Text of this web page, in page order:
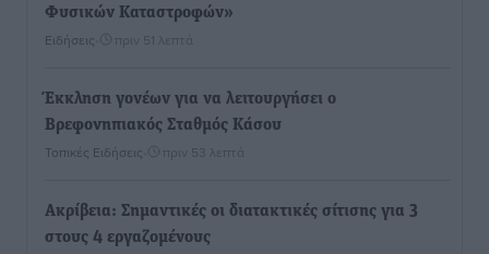
Φυσικών Καταστροφών»
Ειδήσεις πριν 51 λεπτά
Έκκληση γονέων για να λειτουργήσει ο
Βρεφονηπιακός Σταθμός Κάσου
Τοπικές Ειδήσεις πριν 53 λεπτά
Ακρίβεια: Σημαντικές οι διατακτικές σίτισης για 3
στους 4 εργαζομένους